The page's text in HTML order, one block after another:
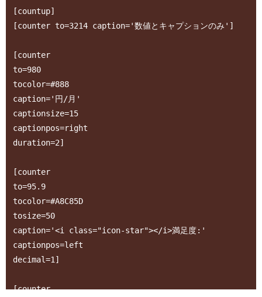
[countup]
[counter to=3214 caption='数値とキャプションのみ']
[counter
to=980
tocolor=#888
caption='円/月'
captionsize=15
captionpos=right
duration=2]
[counter
to=95.9
tocolor=#A8C85D
tosize=50
caption='<i class="icon-star"></i>満足度:'
captionpos=left
decimal=1]
[counter